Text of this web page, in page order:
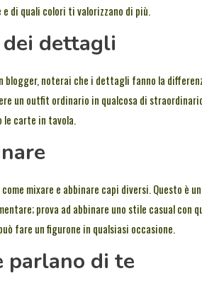
di quali colori ti valorizzano di più.
dei dettagli
blogger, noterai che i dettagli fanno la
un outfit ordinario in qualcosa di
le carte in tavola.
mixare e abbinare capi diversi. Questo è
prova ad abbinare uno stile casual con
fare un figurone in qualsiasi occasione.
parlano di te